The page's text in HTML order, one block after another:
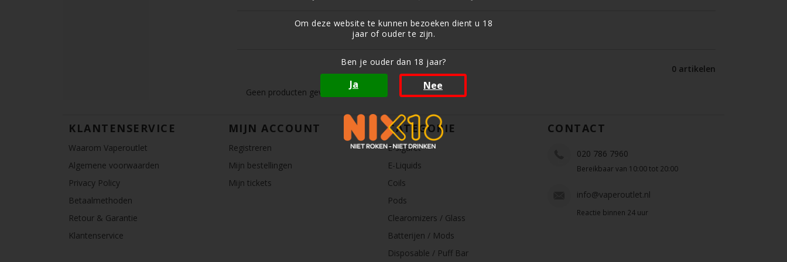
Om deze website te kunnen bezoeken dient u 18
jaar of ouder te zijn.
Ben je ouder dan 18 jaar?
Ja Nee
0 artikelen
Geen producten gevonden!...
KLANTENSERVICE
Waarom Vaperoutlet
Algemene voorwaarden
Privacy Policy
Betaalmethoden
Retour & Garantie
Klantenservice
MIJN ACCOUNT
Registreren
Mijn bestellingen
Mijn tickets
CATEGORIE
E-sigaret
E-Liquids
Coils
Pods
Clearomizers / Glass
Batterijen / Mods
Disposable / Puff Bar
CONTACT
020 786 7960
Bereikbaar van 10:00 tot 20:00
info@vaperoutlet.nl
Reactie binnen 24 uur